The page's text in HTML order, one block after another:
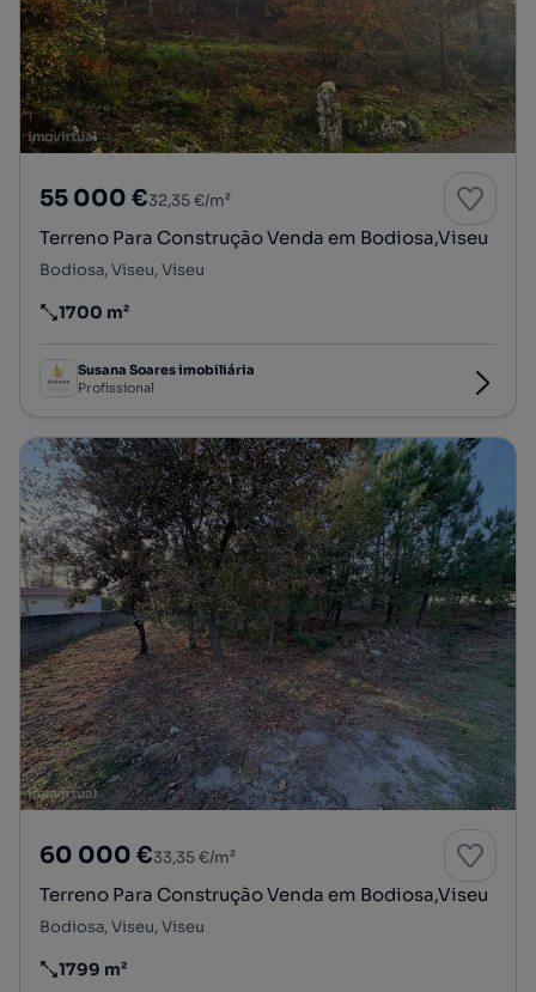
55 000 €32,35 €/m²
Terreno Para Construção Venda em Bodiosa,Viseu
Bodiosa, Viseu, Viseu
Preço por metro quadrado
1700 m²
Susana Soares imobiliária
Profissional
60 000 €33,35 €/m²
Terreno Para Construção Venda em Bodiosa,Viseu
Bodiosa, Viseu, Viseu
Preço por metro quadrado
1799 m²